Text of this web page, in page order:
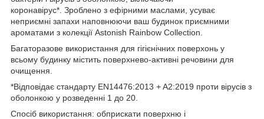
коронавірус*. Зроблено з ефірними маслами, усуває
неприємні запахи наповнюючи ваш будинок приємними
ароматами з колекції Astonish Rainbow Collection.
Багаторазове використання для гігієнічних поверхонь у
всьому будинку містить поверхнево-активні речовини для
очищення.
*Відповідає стандарту EN14476:2013 + A2:2019 проти вірусів з
оболонкою у розведенні 1 до 20.
Спосіб використання: обприскати поверхню і